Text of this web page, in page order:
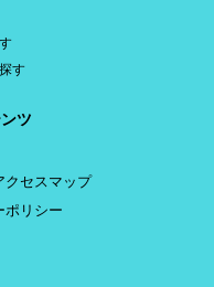
す
ツ
クセスマップ
ポリシー